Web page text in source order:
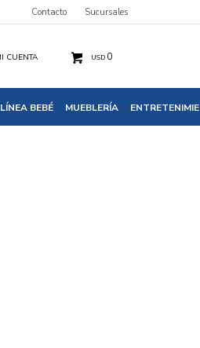
LÍNEA BEBÉ MUEBLERÍA
USD 0
Contacto Sucursales